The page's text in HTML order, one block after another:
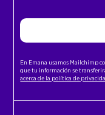
En Emana usamos Mailchimp
que tu información se
acerca de la política de